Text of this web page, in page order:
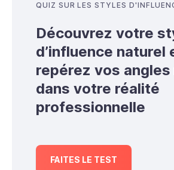
QUIZ SUR LES STYLES
Découvrez votre
d’influence naturel
repérez vos
dans votre réalité
professionnelle
FAITES LE TEST